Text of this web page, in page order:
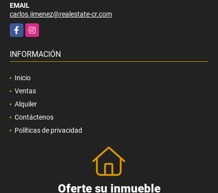
EMAIL
carlos.jimenez@realestate-cr.com
FacebookInstagram
INFORMACIÓN
Inicio
Ventas
Alquiler
Contáctenos
Políticas de privacidad
Oferte su inmueble